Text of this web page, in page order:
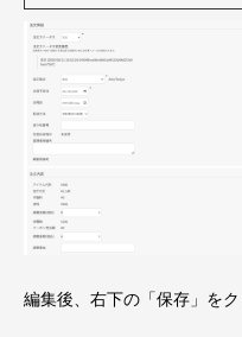
編集後、右下の「保存」をク